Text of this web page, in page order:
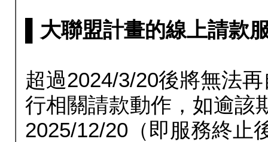
▌大聯盟計畫的線上請款
超過2024/3/20後將無法
行相關請款動作，如逾該
2025/12/20（即服務終止